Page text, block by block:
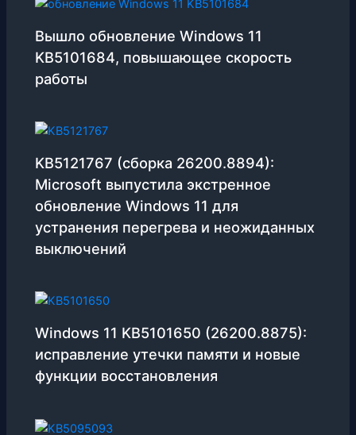
Вышло обновление Windows 11
KB5101684, повышающее скорость
работы
KB5121767 (сборка 26200.8894):
Microsoft выпустила экстренное
обновление Windows 11 для
устранения перегрева и неожиданных
выключений
Windows 11 KB5101650 (26200.8875):
исправление утечки памяти и новые
функции восстановления